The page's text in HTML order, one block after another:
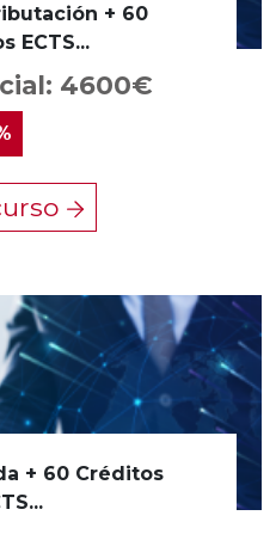
+ 60
ECTS...
4600€
+ 60 Créditos